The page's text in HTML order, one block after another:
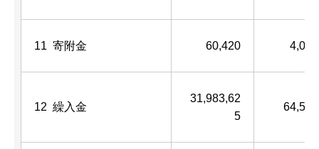
11 寄附金 60,420 4,000
12 繰入金
31,983,62
5
64,500